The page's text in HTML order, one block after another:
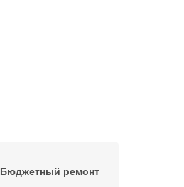
Бюджетный ремонт